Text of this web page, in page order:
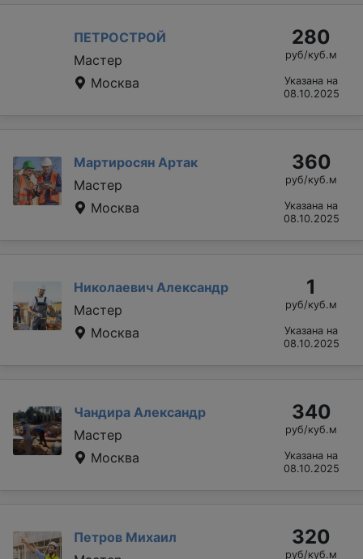
ПЕТРОСТРОЙ
Мастер
Москва
280
руб/куб.м
Указана на
08.10.2025
Мартиросян Артак
Мастер
Москва
360
руб/куб.м
Указана на
08.10.2025
Николаевич Александр
Мастер
Москва
1
руб/куб.м
Указана на
08.10.2025
Чандира Александр
Мастер
Москва
340
руб/куб.м
Указана на
08.10.2025
Петров Михаил
320
руб/куб.м